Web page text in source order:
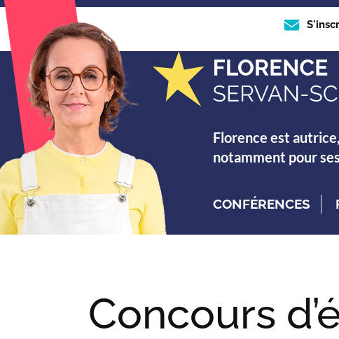
Florence est
notamment pour
CONFÉRENCES
Concours